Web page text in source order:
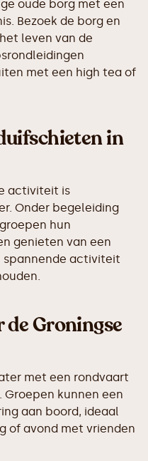
oude borg met een
Bezoek de borg en
leven van de
met een high tea of
in
activiteit is
Onder begeleiding
hun
genieten van een
spannende activiteit
Groningse
met een rondvaart
kunnen een
aan boord, ideaal
of avond met vrienden